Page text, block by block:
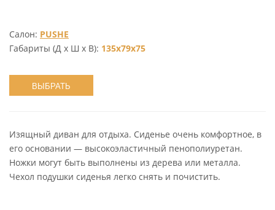
Салон: PUSHE
Габариты (Д х Ш х В): 135х79х75
ВЫБРАТЬ
Изящный диван для отдыха. Сиденье очень комфортное, в
его основании — высокоэластичный пенополиуретан.
Ножки могут быть выполнены из дерева или металла.
Чехол подушки сиденья легко снять и почистить.